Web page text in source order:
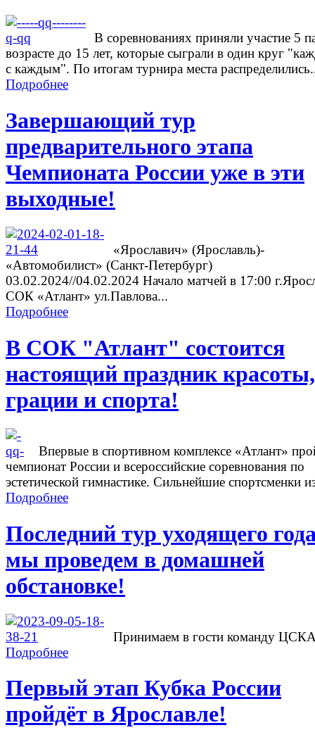
В соревнованиях приняли участие 5
возрасте до 15 лет, которые сыграли в один круг
с каждым". По итогам турнира места
Подробнее
Завершающий тур
предварительного этапа
Чемпионата России уже в эти
выходные!
«Ярославич» (Ярославль)-
«Автомобилист» (Санкт-Петербург)
03.02.2024//04.02.2024 Начало матчей в 17:00
СОК «Атлант» ул.Павлова...
Подробнее
В СОК "Атлант" состоится
настоящий праздник красоты,
грации и спорта!
Впервые в спортивном комплексе «Атлант»
чемпионат России и всероссийские соревнования по
эстетической гимнастике. Сильнейшие спортсменки
Подробнее
Последний тур уходящего
мы проведем в домашней
обстановке!
Принимаем в гости команду
Подробнее
Первый этап Кубка России
пройдёт в Ярославле!